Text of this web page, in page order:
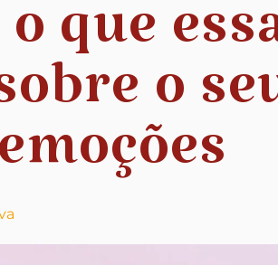
que
o